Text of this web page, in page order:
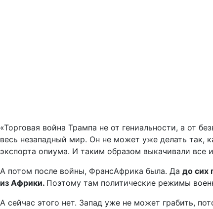
«Торговая война Трампа не от гениальности, а от
весь незападный мир. Он не может уже делать так,
экспорта опиума. И таким образом выкачивали все
А потом после войны, ФрансАфрика была. Да до сих
из Африки. Поэтому там политические режимы
А сейчас этого нет. Запад уже не может грабить,